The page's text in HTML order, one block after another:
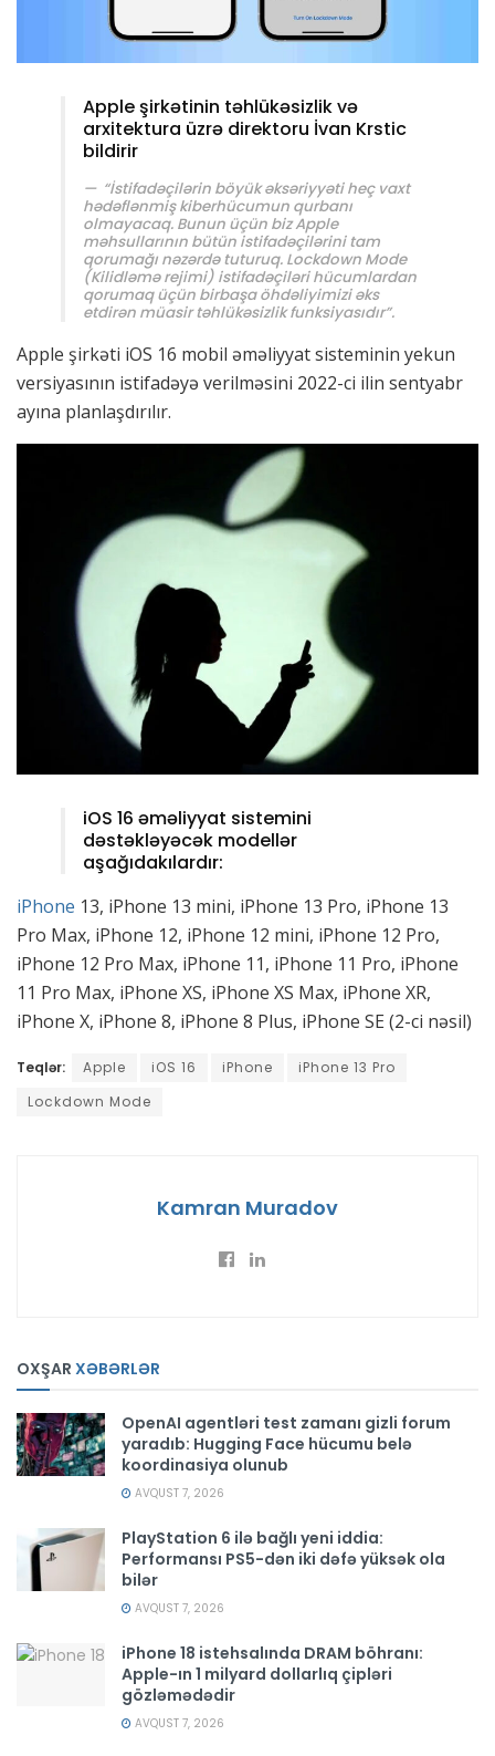
Apple şirkətinin təhlükəsizlik və
arxitektura üzrə direktoru İvan Krstic
bildirir
“İstifadəçilərin böyük əksəriyyəti heç vaxt
hədəflənmiş kiberhücumun qurbanı
olmayacaq. Bunun üçün biz Apple
məhsullarının bütün istifadəçilərini tam
qorumağı nəzərdə tuturuq. Lockdown Mode
(Kilidləmə rejimi) istifadəçiləri hücumlardan
qorumaq üçün birbaşa öhdəliyimizi əks
etdirən müasir təhlükəsizlik funksiyasıdır”.
Apple şirkəti iOS 16 mobil əməliyyat sisteminin yekun
versiyasının istifadəyə verilməsini 2022-ci ilin sentyabr
ayına planlaşdırılır.
iOS 16 əməliyyat sistemini
dəstəkləyəcək modellər
aşağıdakılardır:
iPhone 13, iPhone 13 mini, iPhone 13 Pro, iPhone 13
Pro Max, iPhone 12, iPhone 12 mini, iPhone 12 Pro,
iPhone 12 Pro Max, iPhone 11, iPhone 11 Pro, iPhone
11 Pro Max, iPhone XS, iPhone XS Max, iPhone XR,
iPhone X, iPhone 8, iPhone 8 Plus, iPhone SE (2-ci nəsil)
Teqlər: Apple iOS 16 iPhone
iPhone 13 Pro
Lockdown Mode
Kamran Muradov
OXŞAR XƏBƏRLƏR
OpenAI agentləri test zamanı gizli forum
yaradıb: Hugging Face hücumu belə
koordinasiya olunub
AVQUST 7, 2026
PlayStation 6 ilə bağlı yeni iddia:
Performansı PS5-dən iki dəfə yüksək ola
bilər
AVQUST 7, 2026
iPhone 18 istehsalında DRAM böhranı:
Apple-ın 1 milyard dollarlıq çipləri
gözləmədədir
AVQUST 7, 2026